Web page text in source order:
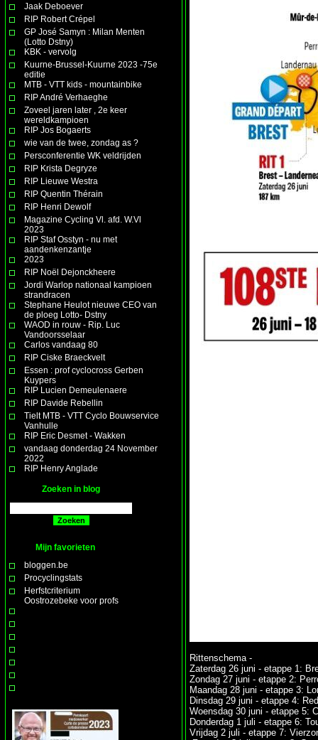
Jaak Deboever
RIP Robert Crépel
GP José Samyn : Milan Menten
(Lotto Dstny)
KBK - vervolg
Kuurne-Brussel-Kuurne 2023 -75e
editie
MTB - VTT kids - mountainbike
RIP André Verhaeghe
Zoveel jaren later , 2e keer
wereldkampioen
RIP Jos Bogaerts
wie van de twee, zondag as ?
Persconferentie WK veldrijden
RIP Krista Degryze
RIP Lieuwe Westra
RIP Quentin Thérain
RIP Henri Dewolf
Magazine Cycling Vl. afd. W.Vl
2023
RIP Staf Osstyn - nu met
aandenkenzantje
2023
RIP Noël Dejonckheere
Jordi Warlop nationaal kampioen
strandracen
Stephane Heulot nieuwe CEO van
de ploeg Lotto- Dstny
WAOD in rouw - Rip. Luc
Vandoorsselaar
Carlos vandaag 80
RIP Ciske Braeckvelt
Essen : prof cyclocross Gerben
Kuypers
RIP Lucien Demeulenaere
RIP Davide Rebellin
Tielt MTB - VTT Cyclo Bouwservice
Vanhulle
RIP Eric Desmet - Wakken
vandaag donderdag 24 November
2022
RIP Henry Anglade
Zoeken in blog
Mijn favorieten
bloggen.be
Procyclingstats
Herfstcriterium
Oostrozebeke voor profs
Rittenschema -
Zaterdag 26 juni - etappe 1:
Zondag 27 juni - etappe 2:
Maandag 28 juni - etappe 3:
Dinsdag 29 juni - etappe 4:
Woensdag 30 juni - etappe 5:
Donderdag 1 juli - etappe 6:
Vrijdag 2 juli - etappe 7: